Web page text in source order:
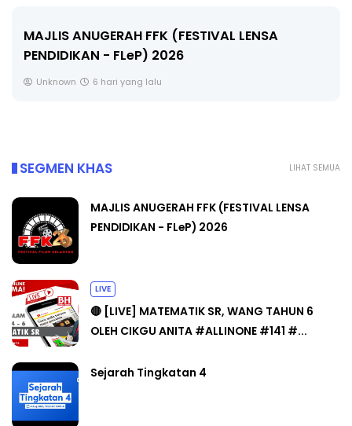
MAJLIS ANUGERAH FFK (FESTIVAL LENSA
PENDIDIKAN - FLeP) 2026
Unknown 6 hari yang lalu
LIHAT SEMUA
SEGMEN KHAS
MAJLIS ANUGERAH FFK (FESTIVAL LENSA
PENDIDIKAN - FLeP) 2026
LIVE
🔴 [LIVE] MATEMATIK SR, WANG TAHUN 6
OLEH CIKGU ANITA #ALLINONE #141 #...
Sejarah Tingkatan 4